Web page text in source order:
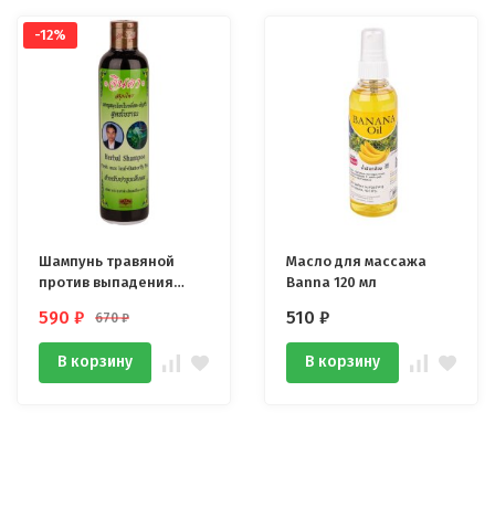
-12%
Шампунь травяной
против выпадения
590 ₽ 670₽
В корзину
Масло для массажа
Banna 120 мл
510 ₽
В корзину